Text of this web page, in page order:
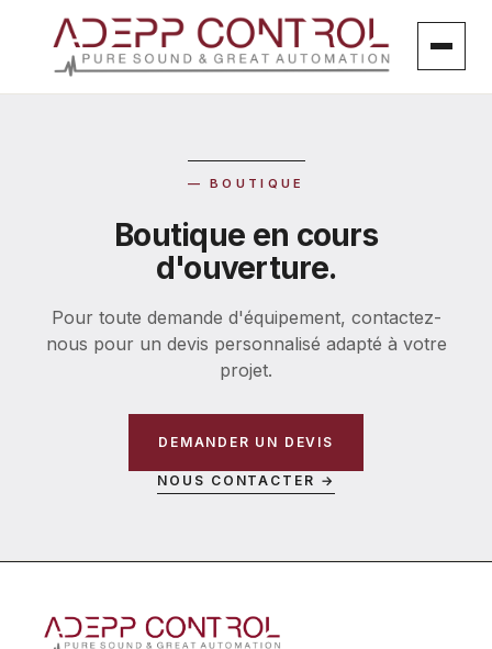
contenu
— BOUTIQUE
Boutique en cours
d'ouverture.
Pour toute demande d'équipement, contactez-
nous pour un devis personnalisé adapté à votre
projet.
DEMANDER UN DEVIS
NOUS CONTACTER →